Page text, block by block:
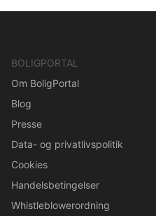
BOLIGPORTAL
Om BoligPortal
Blog
Presse
Data- og privatlivspolitik
Cookies
Handelsbetingelser
Whistleblowerordning